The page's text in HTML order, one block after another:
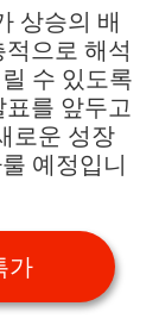
상승의 배
으로 해석
수 있도록
표를 앞두고
로운 성장
예정입니
가